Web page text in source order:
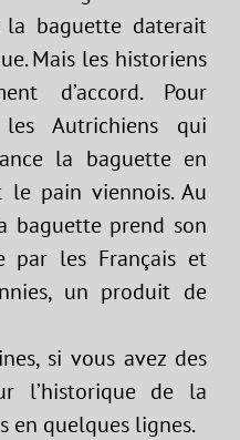
baguette daterait
Mais les historiens
d’accord. Pour
Autrichiens qui
la baguette en
le pain viennois. Au
baguette prend son
par les Français et
un produit de
si vous avez des
l’historique de la
en quelques lignes.